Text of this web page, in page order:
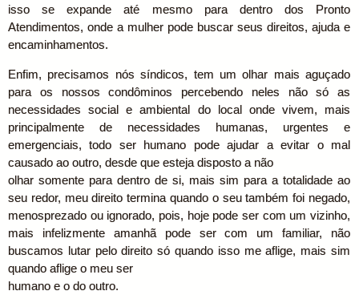
isso se expande até mesmo para dentro dos Pronto
Atendimentos, onde a mulher pode buscar seus direitos, ajuda e
encaminhamentos.
Enfim, precisamos nós síndicos, tem um olhar mais aguçado
para os nossos condôminos percebendo neles não só as
necessidades social e ambiental do local onde vivem, mais
principalmente de necessidades humanas, urgentes e
emergenciais, todo ser humano pode ajudar a evitar o mal
causado ao outro, desde que esteja disposto a não
olhar somente para dentro de si, mais sim para a totalidade ao
seu redor, meu direito termina quando o seu também foi negado,
menosprezado ou ignorado, pois, hoje pode ser com um vizinho,
mais infelizmente amanhã pode ser com um familiar, não
buscamos lutar pelo direito só quando isso me aflige, mais sim
quando aflige o meu ser
humano e o do outro.